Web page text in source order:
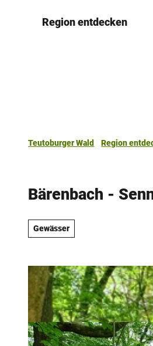
Region entdecken
Teutoburger Wald Region
Bärenbach -
Gewässer